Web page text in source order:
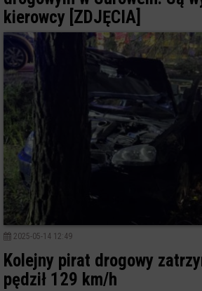
kierowcy [ZDJĘCIA]
2025-05-14 12:49
Kolejny pirat drogowy
pędził 129 km/h